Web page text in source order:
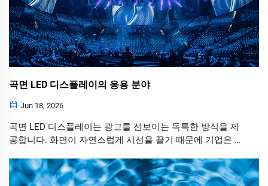
곡면 LED 디스플레이의 응용 분야
Jun 18, 2026
곡면 LED 디스플레이는 광고를 선보이는 독특한 방식을 제
공합니다. 화면이 자연스럽게 시선을 끌기 때문에 기업은 더
있습니다.